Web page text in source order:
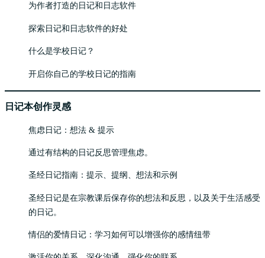
为作者打造的日记和日志软件
探索日记和日志软件的好处
什么是学校日记？
开启你自己的学校日记的指南
日记本创作灵感
焦虑日记：想法 & 提示
通过有结构的日记反思管理焦虑。
圣经日记指南：提示、提纲、想法和示例
圣经日记是在宗教课后保存你的想法和反思，以及关于生活感受
的日记。
情侣的爱情日记：学习如何可以增强你的感情纽带